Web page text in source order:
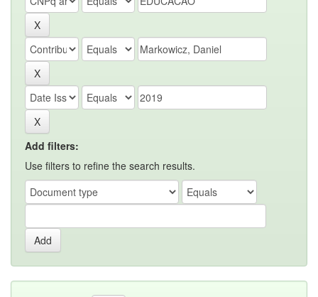
Add filters:
Use filters to refine the search results.